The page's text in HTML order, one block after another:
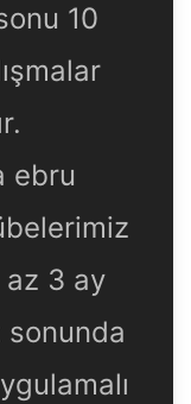
10
ebru
az 3 ay
sonunda